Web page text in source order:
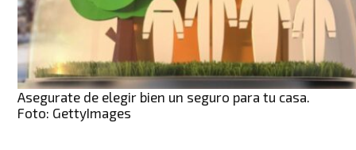
Asegurate de elegir bien un seguro para tu casa.
Foto: GettyImages